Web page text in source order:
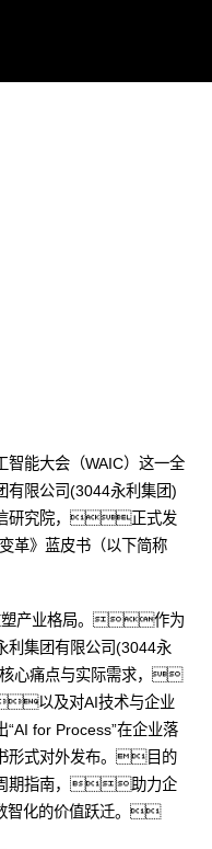
能大会（WAIC）这一全
限公司(3044永利集团)
研究院，正式发
革》蓝皮书（以下简称
塑产业格局。作为
集团有限公司(3044永
核心痛点与实际需求，
以及对AI技术与企业
for Process”在企业落
式对外发布。目的
周期指南，助力企
智化的价值跃迁。